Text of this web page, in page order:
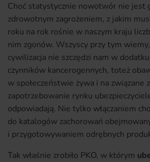
Choć statystycznie nowotwór nie jest
zdrowotnym zagrożeniem, z jakim
roku na rok rośnie w naszym kraju
nim zgonów. Wszyscy przy tym
cywilizacja nie szczędzi nam w
czynników kancerogennych, toteż
w społeczeństwie żywa i na związane
zapotrzebowanie rynku
odpowiadają. Nie tylko włączaniem
do katalogów zachorowań
i przygotowywaniem odrębnych
Tak właśnie zrobiło PKO, w którym